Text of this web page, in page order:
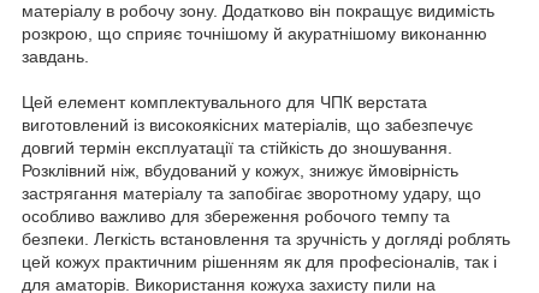
матеріалу в робочу зону. Додатково він покращує видимість
розкрою, що сприяє точнішому й акуратнішому виконанню
завдань.
Цей елемент комплектувального для ЧПК верстата
виготовлений із високоякісних матеріалів, що забезпечує
довгий термін експлуатації та стійкість до зношування.
Розклівний ніж, вбудований у кожух, знижує ймовірність
застрягання матеріалу та запобігає зворотному удару, що
особливо важливо для збереження робочого темпу та
безпеки. Легкість встановлення та зручність у догляді роблять
цей кожух практичним рішенням як для професіоналів, так і
для аматорів. Використання кожуха захисту пили на